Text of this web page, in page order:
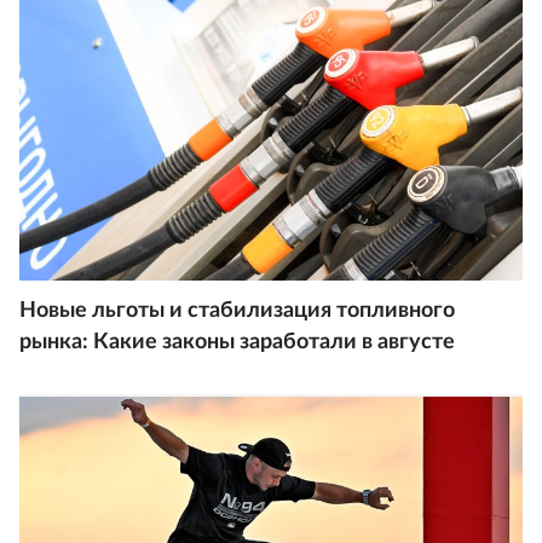
Новые льготы и стабилизация топливного
рынка: Какие законы заработали в августе